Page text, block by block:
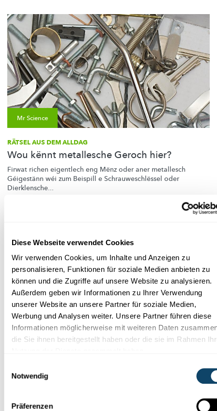
Diese Webseite verwendet Cookies
Wir verwenden Cookies, um Inhalte und Anzeigen zu
personalisieren, Funktionen für soziale Medien anbieten zu
können und die Zugriffe auf unsere Website zu analysieren.
Außerdem geben wir Informationen zu Ihrer Verwendung
unserer Website an unsere Partner für soziale Medien,
Werbung und Analysen weiter. Unsere Partner führen diese
Informationen möglicherweise mit weiteren Daten
die Sie ihnen bereitgestellt haben oder die sie im Rahmen
Notwendig
Präferenzen
Mr Science
RÄTSEL AUS DEM ALLDAG
Wou kënnt metallesche Geroch hier?
Firwat richen eigentlech eng Mënz oder aner metallesch
Géigestänn wéi zum Beispill e Schrauweschlëssel oder
Dierklensche...
Experimentieren
Klebe Becher an einen Luftballon – aber ohne
Kleber!
beiden Ohren.